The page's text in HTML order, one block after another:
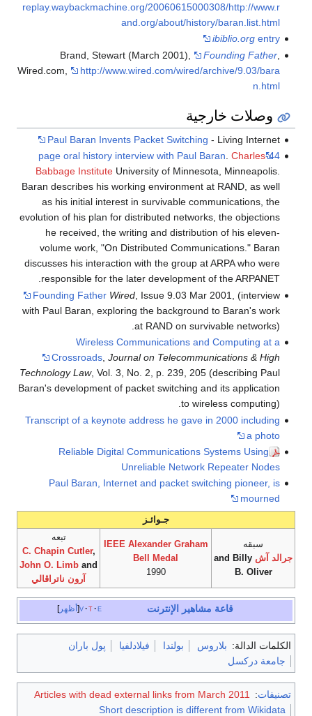
replay.waybackmachine.org/20060615000308/http://www.r
and.org/about/history/baran.list.html
ibiblio.orgentry
Brand, Stewart (March 2001),
Founding Father,
Wired.com
http://www.wired.com/wired/archive/9.03/bara
n.html
وصلات خارجية
Paul Baran Invents Packet Switching - Living Internet
44-page oral history interview with Paul Baran
. Charles
Babbage InstituteUniversity of Minnesota, Minneapolis.
Baran describes his working environment at RAND, as well
as his initial interest in survivable communications, the
evolution of his plan for distributed networks, the objections
he received, the writing and distribution of his eleven-
volume work, "On Distributed Communications." Baran
discusses his interaction with the group at ARPA who were
responsible for the later development of the ARPANET.
Founding Father Wired, Issue 9.03 Mar 2001, (interview
with Paul Baran, exploring the background to Baran's work
at RAND on survivable networks).
Wireless Communications and Computing at a
Crossroads, Journal on Telecommunications & High
Technology Law, Vol. 3, No. 2, p. 239, 205 (describing Paul
Baran's development of packet switching and its application
to wireless computing).
Transcript of a keynote address he gave in 2000 including
a photo
Reliable Digital Communications Systems Using
Unreliable Network Repeater Nodes
Paul Baran, Internet and packet switching pioneer, is
mourned
جـوائـز
سبقه
جرالد آش and Billy
B. Oliver
IEEE Alexander Graham
Bell Medal
1990
تبعه
C. Chapin Cutler,
John O. Limb and
آرون ناتراڤالي
أظهر v t e قاعة مشاهير الإنترنت
الكلمات الدالة: بلاروس بولندا فيلادلفيا
پول باران
جامعة دركسل
تصنيفات:
Articles with dead external links from March 2011
Short description is different from Wikidata